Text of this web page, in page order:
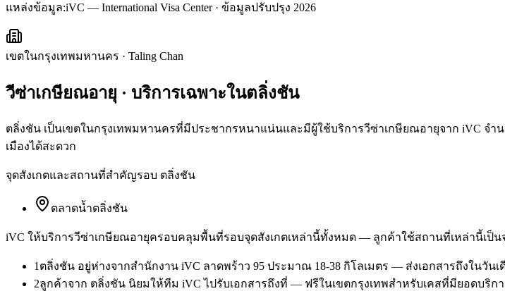
แหล่งข้อมูล:iVC — International Visa Center · ข้อมูลปรับปรุง 2026
เขตในกรุงเทพมหานคร · Taling Chan
วีซ่าเกษียณอายุ · บริการเฉพาะในตลิ่งชัน
ตลิ่งชัน เป็นเขตในกรุงเทพมหานครที่มีประชากรหนาแน่นและมีผู้ใช้บริการวีซ่าเกษียณอายุจาก iVC จ
เมืองได้สะดวก
จุดสังเกตและสถานที่สำคัญรอบ ตลิ่งชัน
ตลาดน้ำตลิ่งชัน
iVC ให้บริการวีซ่าเกษียณอายุครอบคลุมพื้นที่รอบจุดสังเกตเหล่านี้ทั้งหมด — ลูกค้าใช้สถานที่เหล่านี้เป็น
1ตลิ่งชัน อยู่ห่างจากสำนักงาน iVC ลาดพร้าว 95 ประมาณ 18-38 กิโลเมตร — ส่งเอกสารถึงในวันเ
2ลูกค้าจาก ตลิ่งชัน นิยมให้ทีม iVC ไปรับเอกสารถึงที่ — ฟรีในเขตกรุงเทพสำหรับเคสที่มียอดบริกา